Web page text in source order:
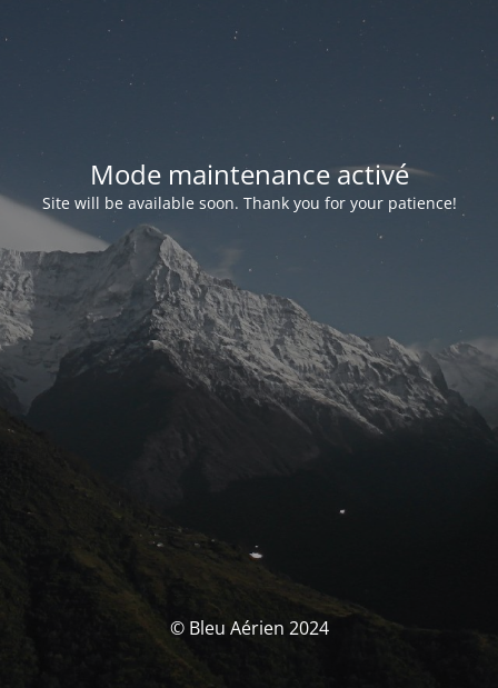
Mode maintenance activé
Site will be available soon. Thank you for your patience!
© Bleu Aérien 2024